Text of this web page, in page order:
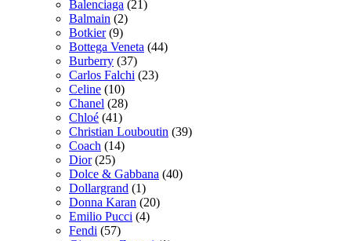
Balenciaga (21)
Balmain (2)
Botkier(9)
Bottega Veneta (44)
Burberry (37)
Carlos Falchi (23)
Celine (10)
Chanel (28)
Chloé (41)
Christian Louboutin (39)
Coach (14)
Dior(25)
Dolce & Gabbana (40)
Dollargrand (1)
Donna Karan (20)
Emilio Pucci (4)
Fendi (57)